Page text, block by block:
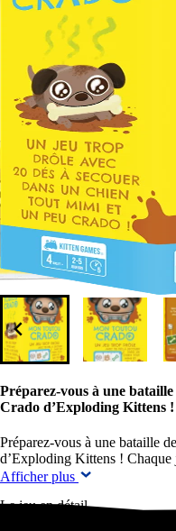
Préparez-vous à une
Crado d’Exploding Kittens
Préparez-vous à une bataille
d’Exploding Kittens !
Afficher plus
Le jeu en détail